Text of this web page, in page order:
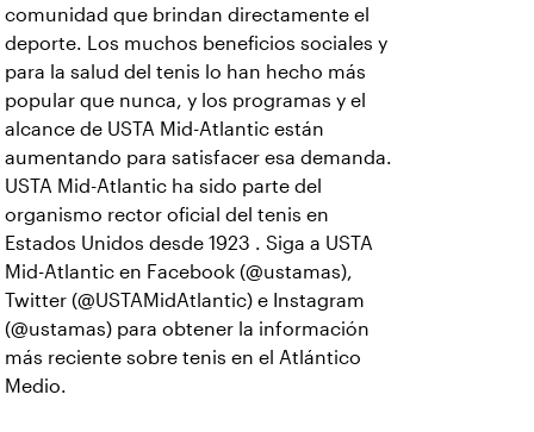
comunidad que brindan directamente el
deporte. Los muchos beneficios sociales y
para la salud del tenis lo han hecho más
popular que nunca, y los programas y el
alcance de USTA Mid-Atlantic están
aumentando para satisfacer esa demanda.
USTA Mid-Atlantic ha sido parte del
organismo rector oficial del tenis en
Estados Unidos desde 1923 . Siga a USTA
Mid-Atlantic en Facebook (@ustamas),
Twitter (@USTAMidAtlantic) e Instagram
(@ustamas) para obtener la información
más reciente sobre tenis en el Atlántico
Medio.